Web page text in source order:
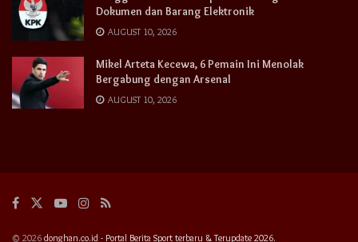
Dokumen dan Barang Elektronik
AUGUST 10, 2026
Mikel Arteta Kecewa, 6 Pemain Ini Menolak
Bergabung dengan Arsenal
AUGUST 10, 2026
© 2026 donghan.co.id - Portal Berita Sport terbaru & Terupdate 2026.